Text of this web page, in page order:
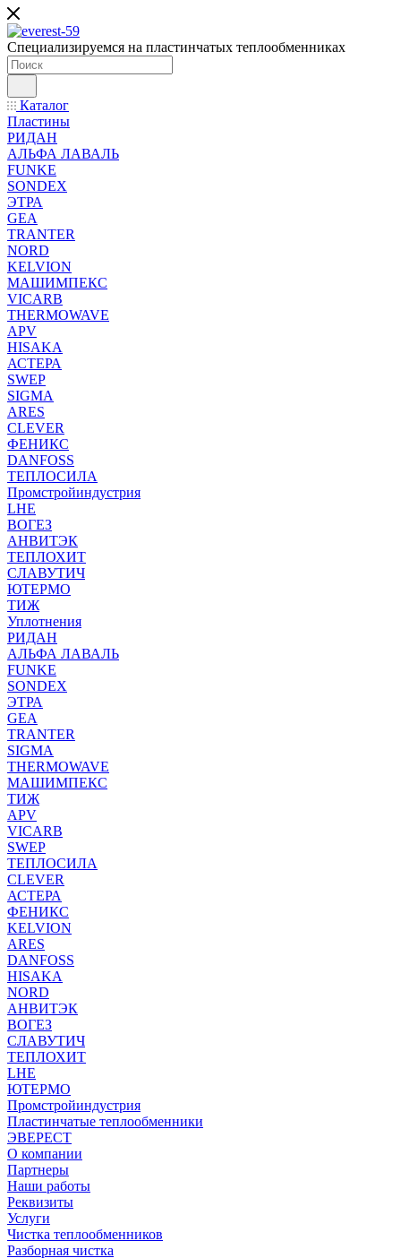
Специализируемся на пластинчатых теплообменниках
Каталог
Пластины
РИДАН
АЛЬФА ЛАВАЛЬ
FUNKE
SONDEX
ЭТРА
GEA
TRANTER
NORD
KELVION
МАШИМПЕКС
VICARB
THERMOWAVE
APV
HISAKA
АСТЕРА
SWEP
SIGMA
ARES
CLEVER
ФЕНИКС
DANFOSS
ТЕПЛОСИЛА
Промстройиндустрия
LHE
ВОГЕЗ
АНВИТЭК
ТЕПЛОХИТ
СЛАВУТИЧ
ЮТЕРМО
ТИЖ
Уплотнения
РИДАН
АЛЬФА ЛАВАЛЬ
FUNKE
SONDEX
ЭТРА
GEA
TRANTER
SIGMA
THERMOWAVE
МАШИМПЕКС
ТИЖ
APV
VICARB
SWEP
ТЕПЛОСИЛА
CLEVER
АСТЕРА
ФЕНИКС
KELVION
ARES
DANFOSS
HISAKA
NORD
АНВИТЭК
ВОГЕЗ
СЛАВУТИЧ
ТЕПЛОХИТ
LHE
ЮТЕРМО
Промстройиндустрия
Пластинчатые теплообменники
ЭВЕРЕСТ
О компании
Партнеры
Наши работы
Реквизиты
Услуги
Чистка теплообменников
Разборная чистка